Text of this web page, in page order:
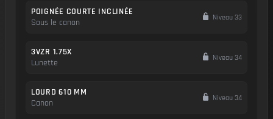
POIGNÉE COURTE INCLINÉE
Sous le canon
Niveau 33
3VZR 1.75X
Lunette
Niveau 34
LOURD 610 MM
Canon
Niveau 34